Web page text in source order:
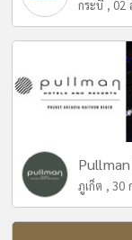
กระบี่ , 02
ภูเก็ต , 30